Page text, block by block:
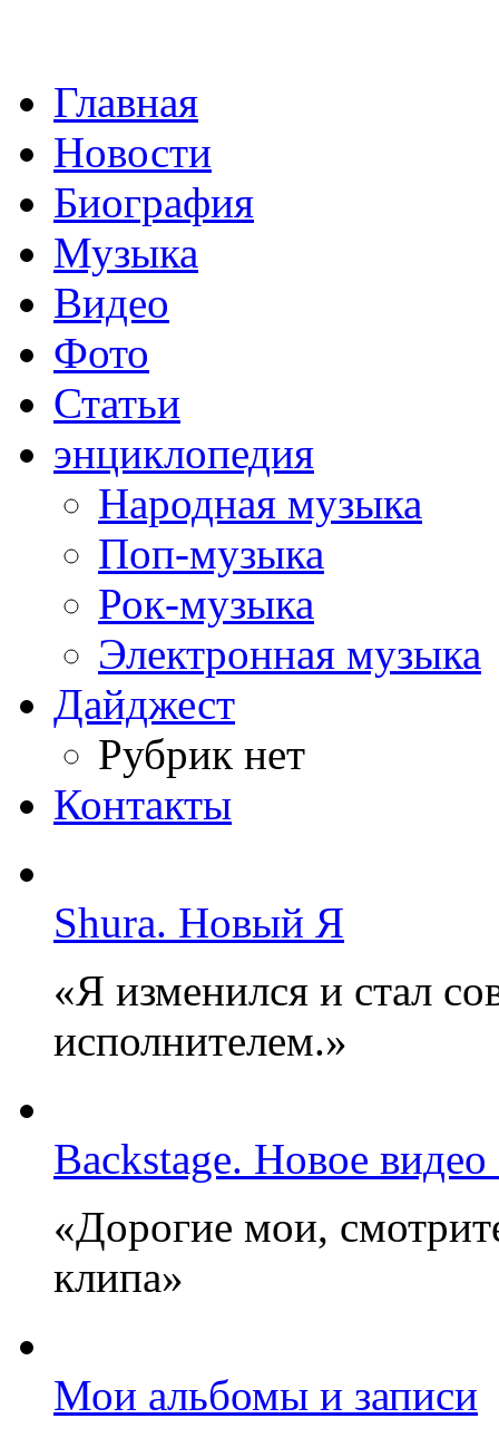
Главная
Новости
Биография
Музыка
Видео
Фото
Статьи
энциклопедия
Народная музыка
Поп-музыка
Рок-музыка
Электронная музыка
Дайджест
Рубрик нет
Контакты
Shura. Новый Я
«Я изменился и стал
исполнителем.»
Backstage. Новое
«Дорогие мои,
клипа»
Мои альбомы и записи